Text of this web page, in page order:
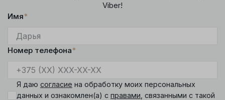
Viber!
Имя*
Номер телефона*
Я даю согласие на обработку моих персональных
данных и ознакомлен(а) с правами , связанными с такой